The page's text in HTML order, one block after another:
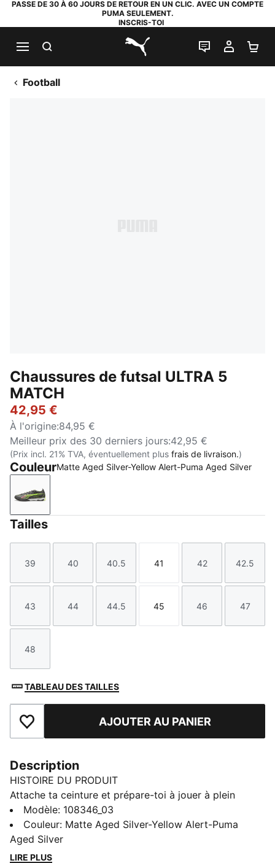
PASSE DE 30 À 60 JOURS DE RETOUR EN UN CLIC. AVEC UN COMPTE
PUMA SEULEMENT.
INSCRIS-TOI
PUMA.com
LIVE CHAT
MON
Football
Chaussures de futsal ULTRA 5
MATCH
42,95 €
À l'origine:84,95 €
Meilleur prix des 30 derniers jours:42,95 €
(Prix incl. 21% TVA, éventuellement plus frais de livraison.)
CouleurMatte Aged Silver-Yellow Alert-Puma Aged Silver
Matte Aged Silver-Yellow Alert-Puma Aged Silver
Tailles
Taille
39
Taille
40
Taille
40.5
Taille
41
Taille
42
Taille
42.5
Taille
43
Taille
44
Taille
44.5
Taille
45
Taille
46
Taille
47
Taille
48
TABLEAU DES TAILLES
Ajouter aux favorisAJOUTER AU PANIER
Description
HISTOIRE DU PRODUIT
Attache ta ceinture et prépare-toi à jouer à plein
régime avec les dernières chaussures de futsal de
PUMA. La tige en mesh léger, le revêtement
GripControl et la semelle extérieure en caoutchouc
non marquant assurent des mouvements rapides et un
Modèle: 108346_03
Couleur: Matte Aged Silver-Yellow Alert-Puma
Aged Silver
LIRE PLUS